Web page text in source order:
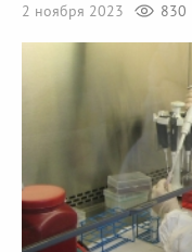
2 ноября 2023
830